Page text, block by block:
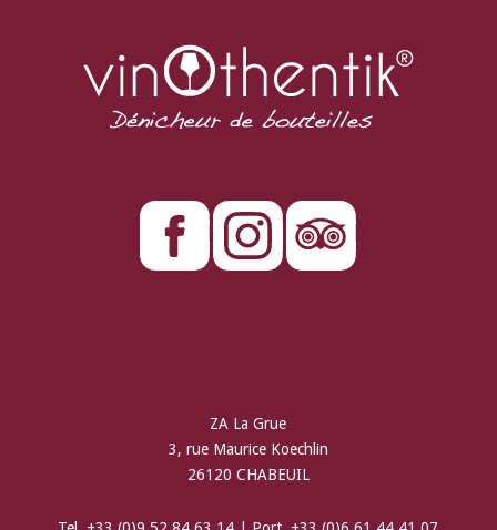
ZA La Grue
3, rue Maurice Koechlin
26120 CHABEUIL